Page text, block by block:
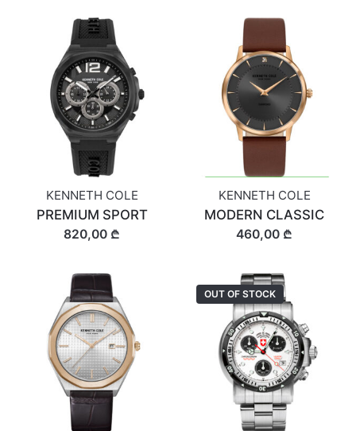
KENNETH COLE
PREMIUM SPORT
820,00 ₾
KENNETH COLE
MODERN CLASSIC
460,00 ₾
OUT OF STOCK